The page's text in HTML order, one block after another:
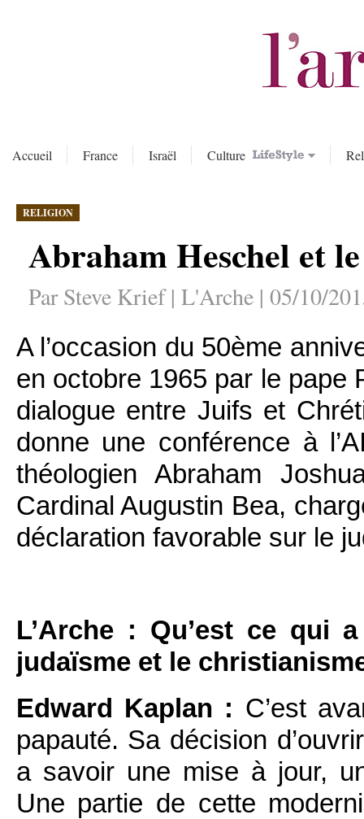
Accueil France Israël Culture
RELIGION
Abraham Heschel et
Par Steve Krief | L'Arche | 05/10/
A l’occasion du 50ème
en octobre 1965 par le pape
dialogue entre Juifs et
donne une conférence à
théologien Abraham
Cardinal Augustin Bea,
déclaration favorable sur le
L’Arche : Qu’est ce qui
judaïsme et le
Edward Kaplan : C’est
papauté. Sa décision
a savoir une mise à jour,
Une partie de cette